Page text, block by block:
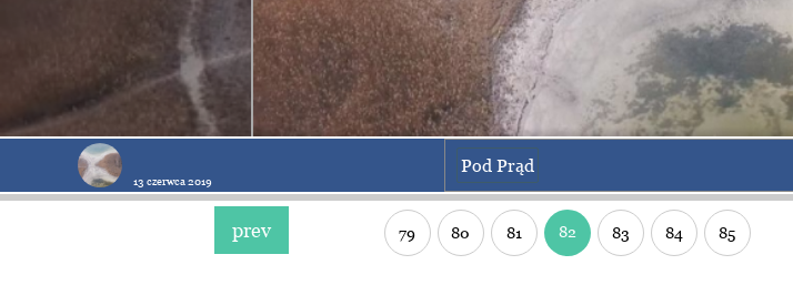
13 czerwca 2019
Pod Prąd
prev 79 80 81 82 83 84 85